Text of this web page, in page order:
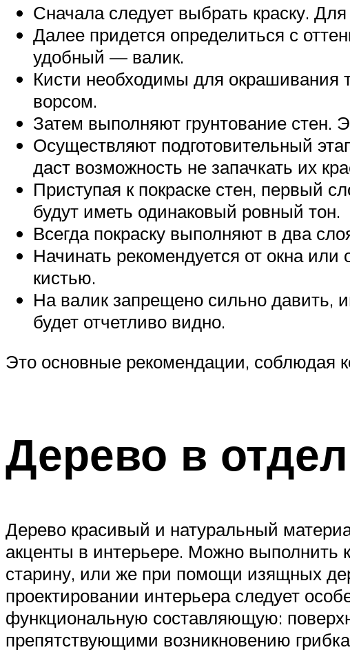
Сначала следует выбрать краску.
Далее придется определиться с
удобный — валик.
Кисти необходимы для окрашивания
ворсом.
Затем выполняют грунтование стен.
Осуществляют подготовительный
даст возможность не запачкать их
Приступая к покраске стен, первый
будут иметь одинаковый ровный тон.
Всегда покраску выполняют в два
Начинать рекомендуется от окна
кистью.
На валик запрещено сильно давить,
будет отчетливо видно.
Это основные рекомендации, соблюдая
Дерево в
Дерево красивый и натуральный
акценты в интерьере. Можно выполнить
старину, или же при помощи изящных
проектировании интерьера следует
функциональную составляющую:
препятствующими возникновению